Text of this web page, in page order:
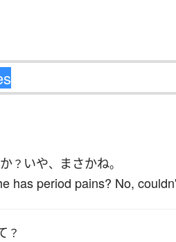
？ いや、 まさかね。
has period pains? No,
？